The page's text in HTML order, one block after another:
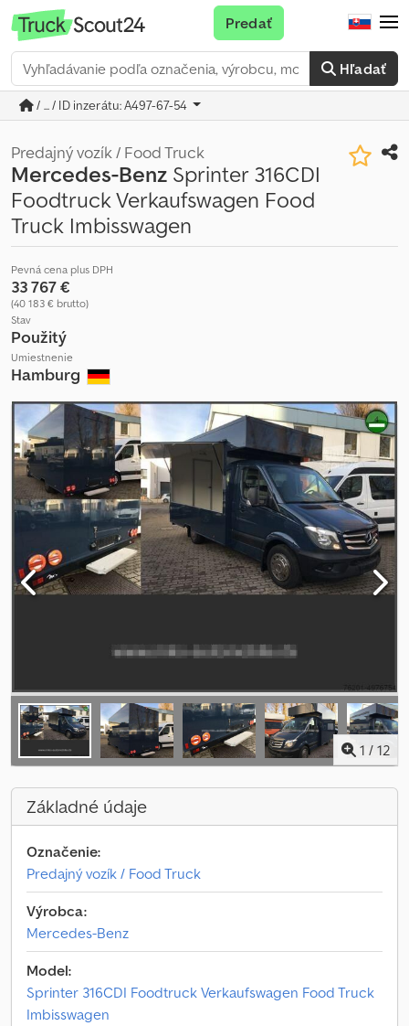
Hľadať
Predať
/ ... / ID inzerátu: A497-67-54
Predajný vozík / Food Truck
Mercedes-Benz Sprinter 316CDI
Foodtruck Verkaufswagen Food
Truck Imbisswagen
Pevná cena plus DPH
33 767 €
(40 183 € brutto)
Stav
Použitý
Umiestnenie
Hamburg
1 / 12
Základné údaje
Označenie:
Predajný vozík / Food Truck
Výrobca:
Mercedes-Benz
Model:
Sprinter 316CDI Foodtruck Verkaufswagen Food Truck
Imbisswagen